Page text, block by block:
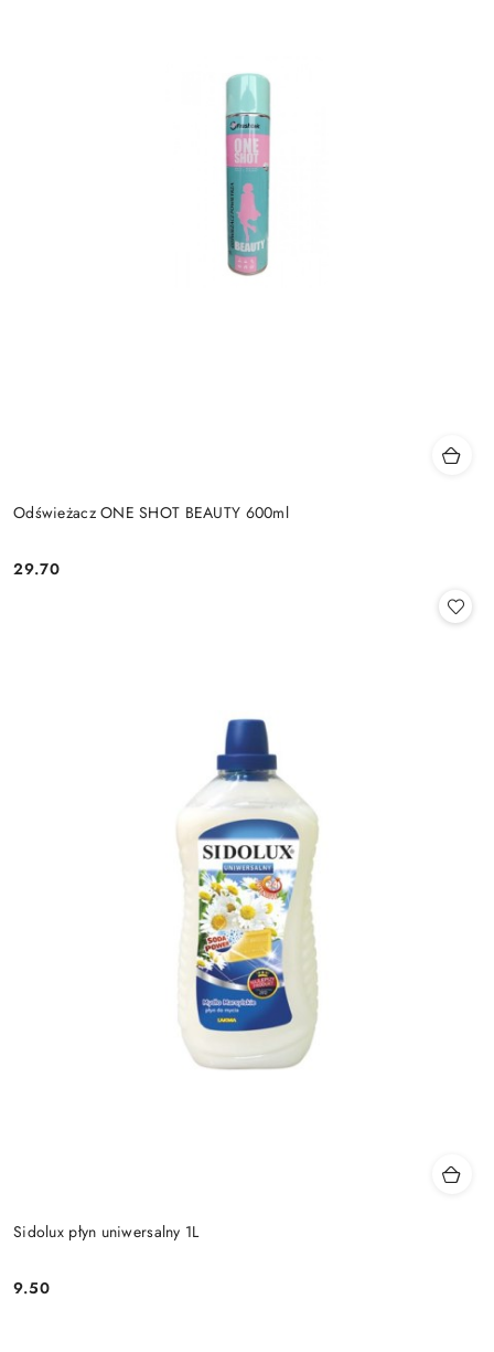
Odświeżacz ONE SHOT BEAUTY 600ml
Cena:
29.70
Sidolux płyn uniwersalny 1L
Cena:
9.50